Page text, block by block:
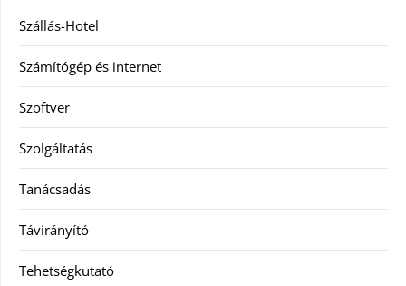
Szállás-Hotel
Számítógép és internet
Szoftver
Szolgáltatás
Tanácsadás
Távirányító
Tehetségkutató